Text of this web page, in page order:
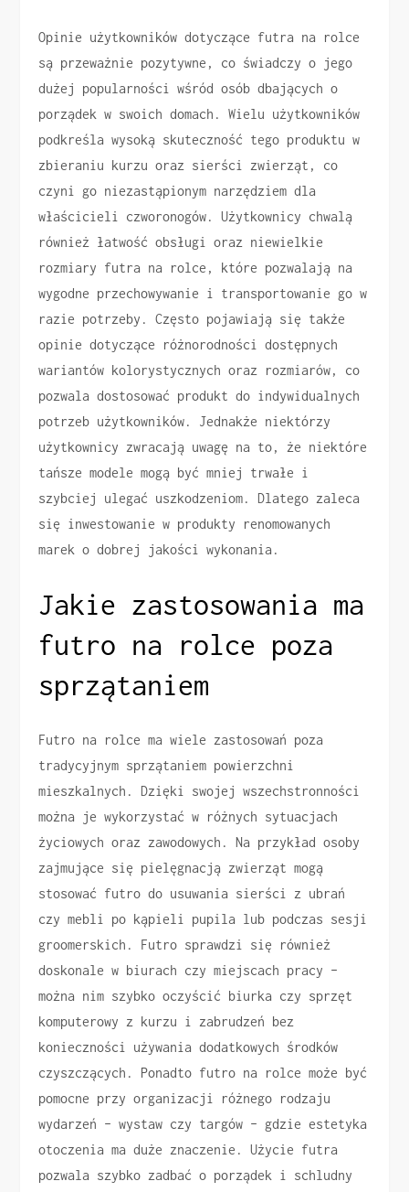
Opinie użytkowników dotyczące futra na rolce
są przeważnie pozytywne, co świadczy o jego
dużej popularności wśród osób dbających o
porządek w swoich domach. Wielu użytkowników
podkreśla wysoką skuteczność tego produktu w
zbieraniu kurzu oraz sierści zwierząt, co
czyni go niezastąpionym narzędziem dla
właścicieli czworonogów. Użytkownicy chwalą
również łatwość obsługi oraz niewielkie
rozmiary futra na rolce, które pozwalają na
wygodne przechowywanie i transportowanie go w
razie potrzeby. Często pojawiają się także
opinie dotyczące różnorodności dostępnych
wariantów kolorystycznych oraz rozmiarów, co
pozwala dostosować produkt do indywidualnych
potrzeb użytkowników. Jednakże niektórzy
użytkownicy zwracają uwagę na to, że niektóre
tańsze modele mogą być mniej trwałe i
szybciej ulegać uszkodzeniom. Dlatego zaleca
się inwestowanie w produkty renomowanych
marek o dobrej jakości wykonania.
Jakie zastosowania ma
futro na rolce poza
sprzątaniem
Futro na rolce ma wiele zastosowań poza
tradycyjnym sprzątaniem powierzchni
mieszkalnych. Dzięki swojej wszechstronności
można je wykorzystać w różnych sytuacjach
życiowych oraz zawodowych. Na przykład osoby
zajmujące się pielęgnacją zwierząt mogą
stosować futro do usuwania sierści z ubrań
czy mebli po kąpieli pupila lub podczas sesji
groomerskich. Futro sprawdzi się również
doskonale w biurach czy miejscach pracy –
można nim szybko oczyścić biurka czy sprzęt
komputerowy z kurzu i zabrudzeń bez
konieczności używania dodatkowych środków
czyszczących. Ponadto futro na rolce może być
pomocne przy organizacji różnego rodzaju
wydarzeń – wystaw czy targów – gdzie estetyka
otoczenia ma duże znaczenie. Użycie futra
pozwala szybko zadbać o porządek i schludny